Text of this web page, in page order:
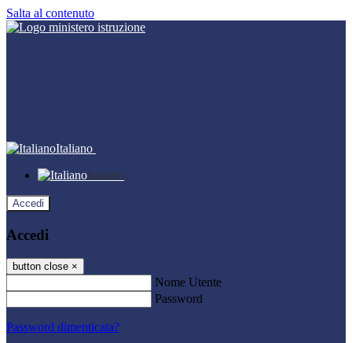
Salta al contenuto
Italiano
Italiano
Accedi
Accedi
button close ×
Nome Utente
Password
Password dimenticata?